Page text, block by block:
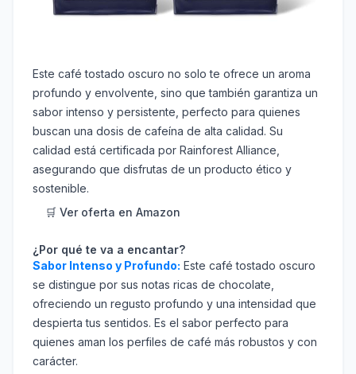
Este café tostado oscuro no solo te ofrece un aroma
profundo y envolvente, sino que también garantiza un
sabor intenso y persistente, perfecto para quienes
buscan una dosis de cafeína de alta calidad. Su
calidad está certificada por Rainforest Alliance,
asegurando que disfrutas de un producto ético y
sostenible.
🛒 Ver oferta en Amazon
¿Por qué te va a encantar?
Sabor Intenso y Profundo: Este café tostado oscuro
se distingue por sus notas ricas de chocolate,
ofreciendo un regusto profundo y una intensidad que
despierta tus sentidos. Es el sabor perfecto para
quienes aman los perfiles de café más robustos y con
carácter.